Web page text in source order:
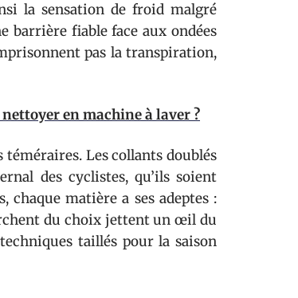
la sensation de froid malgré
barrière fiable face aux ondées
pas la transpiration,
en machine à laver ?
téméraires. Les collants doublés
des cyclistes, qu’ils soient
chaque matière a ses adeptes :
du choix jettent un œil du
taillés pour la saison